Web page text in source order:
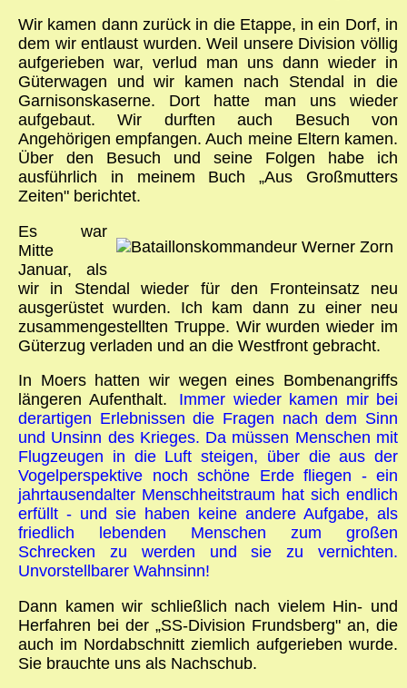
Wir kamen dann zurück in die Etappe, in ein Dorf, in
dem wir entlaust wurden. Weil unsere Division völlig
aufgerieben war, verlud man uns dann wieder in
Güterwagen und wir kamen nach Stendal in die
Garnisonskaserne. Dort hatte man uns wieder
aufgebaut. Wir durften auch Besuch von
Angehörigen empfangen. Auch meine Eltern kamen.
Über den Besuch und seine Folgen habe ich
ausführlich in meinem Buch „Aus Großmutters
Zeiten" berichtet.
Es war
Mitte
Januar, als
wir in Stendal wieder für den Fronteinsatz neu
ausgerüstet wurden. Ich kam dann zu einer neu
zusammengestellten Truppe. Wir wurden wieder im
Güterzug verladen und an die Westfront gebracht.
In Moers hatten wir wegen eines Bombenangriffs
längeren Aufenthalt.
Immer wieder kamen mir bei
derartigen Erlebnissen die Fragen nach dem Sinn
und Unsinn des Krieges. Da müssen Menschen mit
Flugzeugen in die Luft steigen, über die aus der
Vogelperspektive noch schöne Erde fliegen - ein
jahrtausendalter Menschheitstraum hat sich endlich
erfüllt - und sie haben keine andere Aufgabe, als
friedlich lebenden Menschen zum großen
Schrecken zu werden und sie zu vernichten.
Unvorstellbarer Wahnsinn!
Dann kamen wir schließlich nach vielem Hin- und
Herfahren bei der „SS-Division Frundsberg" an, die
auch im Nordabschnitt ziemlich aufgerieben wurde.
Sie brauchte uns als Nachschub.